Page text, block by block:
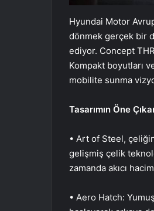
Hyundai Motor
dönmek gerçek bir
ediyor. Concept
Kompakt boyutları
mobilite sunma
Tasarımın Öne
• Art of Steel,
gelişmiş çelik
zamanda akıcı
• Aero Hatch: